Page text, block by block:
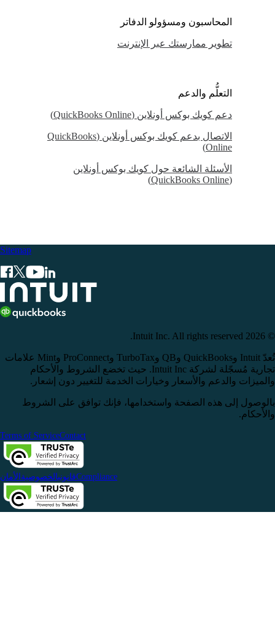
المحاسبون ومسؤولو الدفاتر
تطوير ممارستك عبر الإنترنت
التعلُّم والدعم
دعم كويك بوكس أونلاين (QuickBooks Online)
الاتصال بدعم كويك بوكس أونلاين (QuickBooks
Online)
الأسئلة الشائعة حول كويك بوكس أونلاين
(QuickBooks Online)
Sitemap
© 2026 Intuit Inc. All rights reserved.
تُعدّ Intuit وQuickBooks وQB وTurboTax وProConnect وMint علامات
تجارية مُسجّلة لشركة Intuit Inc. حيث تخضع الشروط والأحكام
والميزات والدعم والأسعار وخيارات الخدمة للتغيير دون إشعار.
بالوصول إلى هذه الصفحة واستخدامها، فإنك توافق على الشروط
والأحكام.
Terms of ServiceContact
قانونيالخصوصيةالأمان Compliance